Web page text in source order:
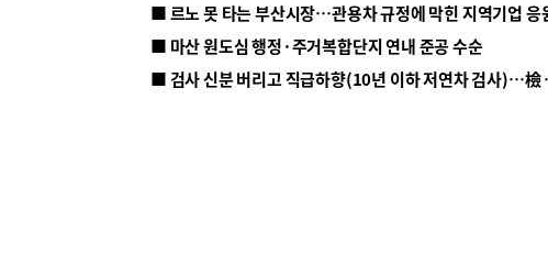
■ 르노 못 타는 부산시장…관용차 규정에 막힌 지역기업 응
■ 마산 원도심 행정·주거복합단지 연내 준공 수순
■ 검사 신